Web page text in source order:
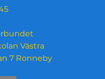
Västra
7 Ronneby